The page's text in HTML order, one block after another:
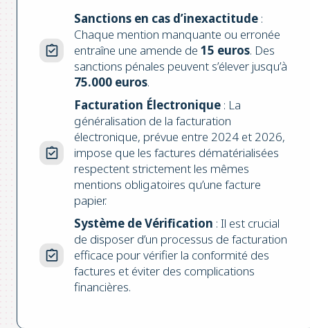
Sanctions en cas d’inexactitude :
Chaque mention manquante ou erronée
entraîne une amende de 15 euros. Des
sanctions pénales peuvent s’élever jusqu’à
75.000 euros.
Facturation Électronique : La
généralisation de la facturation
électronique, prévue entre 2024 et 2026,
impose que les factures dématérialisées
respectent strictement les mêmes
mentions obligatoires qu’une facture
papier.
Système de Vérification : Il est crucial
de disposer d’un processus de facturation
efficace pour vérifier la conformité des
factures et éviter des complications
financières.